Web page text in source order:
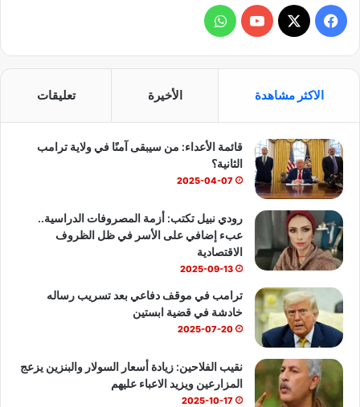
ي
و
ك
X
Y
T
u
e
ا
ا
ب
الاكثر مشاهدة الأخيرة تعليقات
قائمة الأعداء: من سيبقى آمنًا في ولاية ترامب
الثانية؟
2025-04-07
رودي نبيل تكتب: أزمة المصروفات الدراسية..
عبء إضافي على الأسر في ظل الظروف
الاقتصادية
2025-09-13
ترامب في موقف دفاعي بعد تسريب رساله
خادشة في قضية ابستين
2025-07-20
نقيب الفلاحين: زيادة أسعار السولار والبنزين يزعج
المزارعين ويزيد الاعباء عليهم
2025-10-17